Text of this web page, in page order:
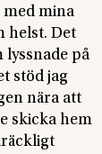
med mina
helst. Det
lyssnade på
stöd jag
nära att
skicka hem